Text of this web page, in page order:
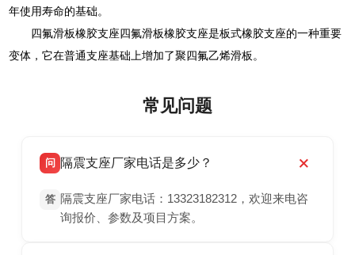
年使用寿命的基础。
四氟滑板橡胶支座四氟滑板橡胶支座是板式橡胶支座的一种重要
变体，它在普通支座基础上增加了聚四氟乙烯滑板。
常见问题
问 隔震支座厂家电话是多少？
答 隔震支座厂家电话：13323182312，欢迎来电咨
询报价、参数及项目方案。